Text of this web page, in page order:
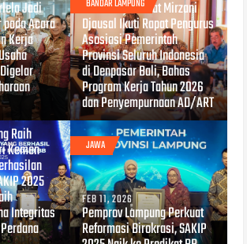
Jadi
Acara
Kerja
BANDAR LAMPUNG
Gubernur Rahmat Mirzani
Djausal Ikuti Rapat Pengurus
Asosiasi Pemerintah
Provinsi Seluruh Indonesia
di Denpasar Bali, Bahas
Program Kerja Tahun 2026
dan Penyempurnaan AD/ART
Raih
Kemen
2025
Integritas
JAWA
FEB 11, 2026
Pemprov Lampung Perkuat
Reformasi Birokrasi, SAKIP